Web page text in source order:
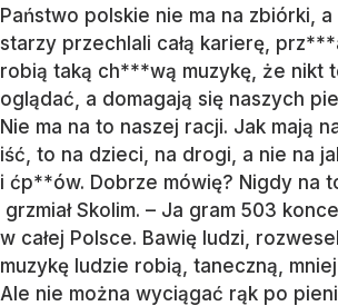
Państwo polskie nie ma na zbiórki,
starzy przechlali całą karierę,
robią taką ch***wą muzykę, że nikt
oglądać, a domagają się naszych
Nie ma na to naszej racji. Jak mają
iść, to na dzieci, na drogi, a nie na
i ćp**ów. Dobrze mówię? Nigdy na
grzmiał Skolim. – Ja gram 503
w całej Polsce. Bawię ludzi,
muzykę ludzie robią, taneczną,
Ale nie można wyciągać rąk po